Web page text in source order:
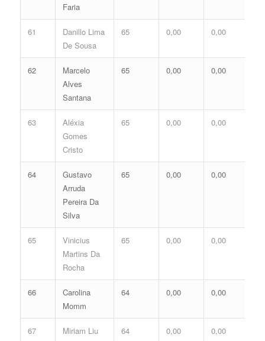
Faria
61
Danillo Lima
De Sousa
65 0,00 0,00
62
Marcelo
Alves
Santana
65 0,00 0,00
63
Aléxia
Gomes
Cristo
65 0,00 0,00
64
Gustavo
Arruda
Pereira Da
Silva
65 0,00 0,00
65
Vinicius
Martins Da
Rocha
65 0,00 0,00
66
Carolina
Momm
64 0,00 0,00
67 Miriam Liu 64 0,00 0,00